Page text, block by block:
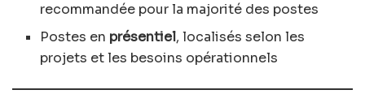
recommandée pour la majorité des postes
Postes en présentiel, localisés selon les
projets et les besoins opérationnels